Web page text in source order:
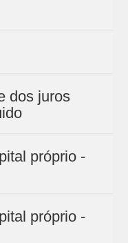
dos juros
próprio -
próprio -